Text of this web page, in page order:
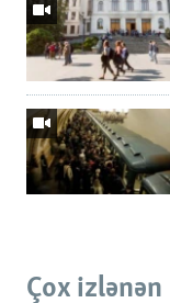
Çox izlənən